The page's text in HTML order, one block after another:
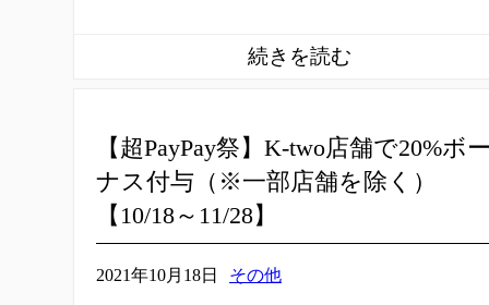
【超PayPay祭】K-two店舗で20%ボ
ナス付与（※一部店舗を除く）
【10/18～11/28】
2021年10月18日 その他